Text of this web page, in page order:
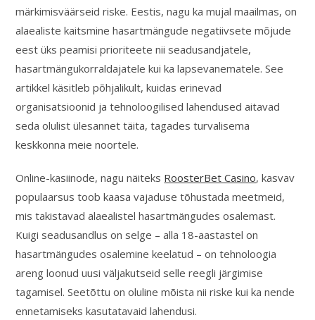
märkimisväärseid riske. Eestis, nagu ka mujal maailmas, on
alaealiste kaitsmine hasartmängude negatiivsete mõjude
eest üks peamisi prioriteete nii seadusandjatele,
hasartmängukorraldajatele kui ka lapsevanematele. See
artikkel käsitleb põhjalikult, kuidas erinevad
organisatsioonid ja tehnoloogilised lahendused aitavad
seda olulist ülesannet täita, tagades turvalisema
keskkonna meie noortele.
Online-kasiinode, nagu näiteks RoosterBet Casino, kasvav
populaarsus toob kaasa vajaduse tõhustada meetmeid,
mis takistavad alaealistel hasartmängudes osalemast.
Kuigi seadusandlus on selge – alla 18-aastastel on
hasartmängudes osalemine keelatud – on tehnoloogia
areng loonud uusi väljakutseid selle reegli järgimise
tagamisel. Seetõttu on oluline mõista nii riske kui ka nende
ennetamiseks kasutatavaid lahendusi.